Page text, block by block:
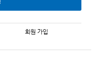
회원 가입